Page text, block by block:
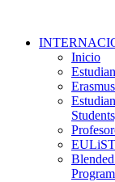
Inicio
EULiST